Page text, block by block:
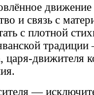
и связь с
с плотной
царя-движителя
—